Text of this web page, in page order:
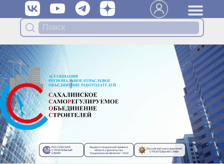
Органы управления Ассоциации
● Общее собрание членов
● Генеральный директор
Специализированные органы
● Контрольный комитет
● Дисциплинарный комитет
● Архив
РОССИЙСКИЙ
СТРОИТЕЛЬНЫЙ
ОЛИМП
Лауреат специальной премии в
области строительства
“Национальное Величие”- 2010
Российский союз строителей
СТРОИТЕЛЬНАЯ СЛАВА